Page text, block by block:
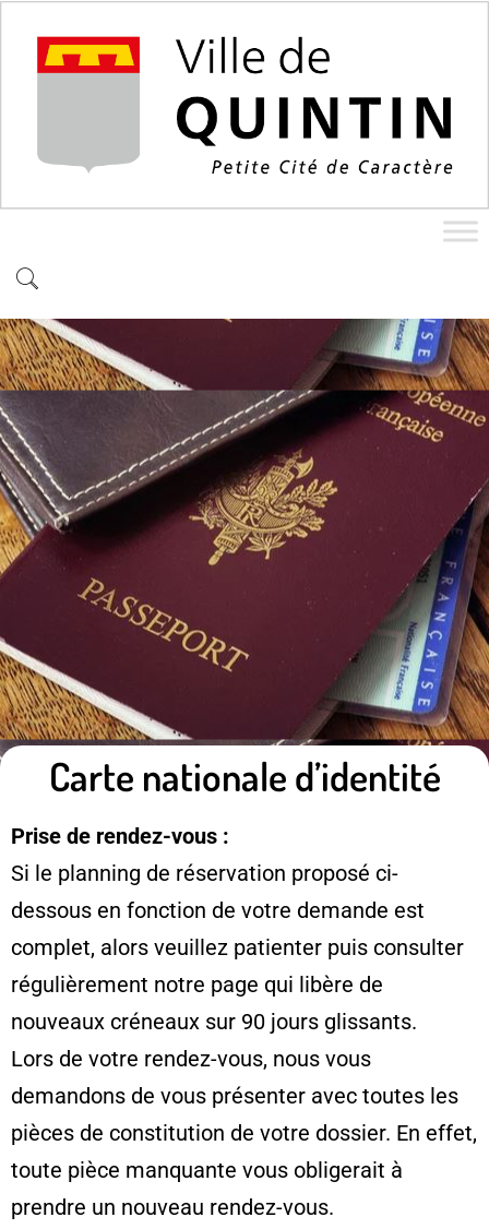
Carte nationale d’identité
Prise de rendez-vous :
Si le planning de réservation proposé ci-
dessous en fonction de votre demande est
complet, alors veuillez patienter puis consulter
régulièrement notre page qui libère de
nouveaux créneaux sur 90 jours glissants.
Lors de votre rendez-vous, nous vous
demandons de vous présenter avec toutes les
pièces de constitution de votre dossier. En effet,
toute pièce manquante vous obligerait à
prendre un nouveau rendez-vous.